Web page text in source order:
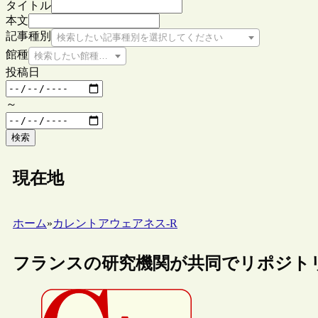
タイトル
本文
記事種別
検索したい記事種別を選択してください
館種 検索したい館種を選択してください
投稿日
～
検索
現在地
ホーム»カレントアウェアネス-R
フランスの研究機関が共同でリポジト